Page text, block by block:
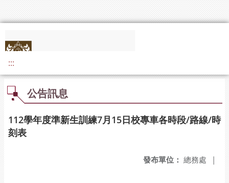
:::
公告訊息
112學年度準新生訓練7月15日校專車各時段/路線/時
刻表
發布單位： 總務處 |